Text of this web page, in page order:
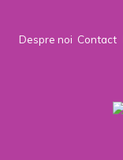
Despre noi Contact